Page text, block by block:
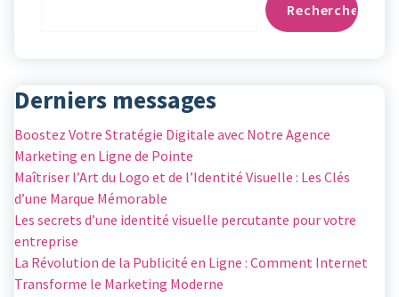
Rechercher
Derniers messages
Boostez Votre Stratégie Digitale avec Notre Agence
Marketing en Ligne de Pointe
Maîtriser l’Art du Logo et de l’Identité Visuelle : Les Clés
d’une Marque Mémorable
Les secrets d’une identité visuelle percutante pour votre
entreprise
La Révolution de la Publicité en Ligne : Comment Internet
Transforme le Marketing Moderne